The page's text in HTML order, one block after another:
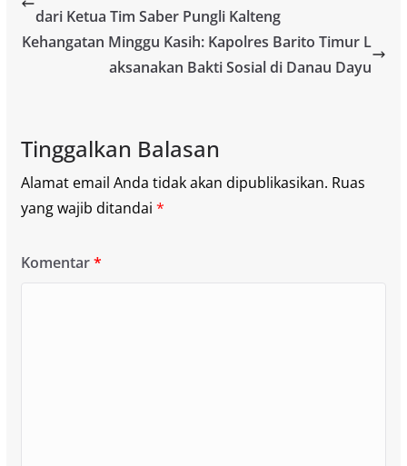
dari Ketua Tim Saber Pungli Kalteng
Kehangatan Minggu Kasih: Kapolres Barito Timur L
aksanakan Bakti Sosial di Danau Dayu
Tinggalkan Balasan
Alamat email Anda tidak akan dipublikasikan. Ruas
yang wajib ditandai *
Komentar*